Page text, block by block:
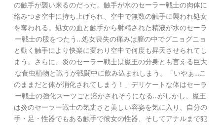
の触手が襲い来るのだった。触手が水のセーラー戦士の肉体に
絡みつき空中に持ち上げられ、空中で無数の触手に襲われ処女
を奪われる。処女の血と触手から射精された精液が水のセーラ
ー戦士の股をつたう…処女喪失の痛みは膣の中でグニョグニョ
と動く触手により快楽に変わり空中で何度も昇天させられてし
まう。さらに、炎のセーラー戦士は魔王の分身とも言える巨大
な食虫植物と戦うが戦闘中に飲み込まれしまう。「いやぁ…こ
のままだと体が消化されてしまう！」デリケートな体はセーラ
ー戦士の強化スーツごと溶かされそうになる…がしかし、魔王
は炎のセーラー戦士の気丈さと美しい容姿を気に入り、自分の
手・足・性器でもある触手で彼女の性器、そしてアナルまで犯